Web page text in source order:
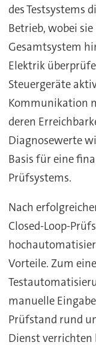
des Testsystems
Betrieb, wobei
Gesamtsystem
Elektrik
Steuergeräte
Kommunikation
deren
Diagnosewerte
Basis für eine
Prüfsystems.
Nach
Closed-Loop-
Vorteile. Zum
manuelle
Prüfstand rund
Dienst